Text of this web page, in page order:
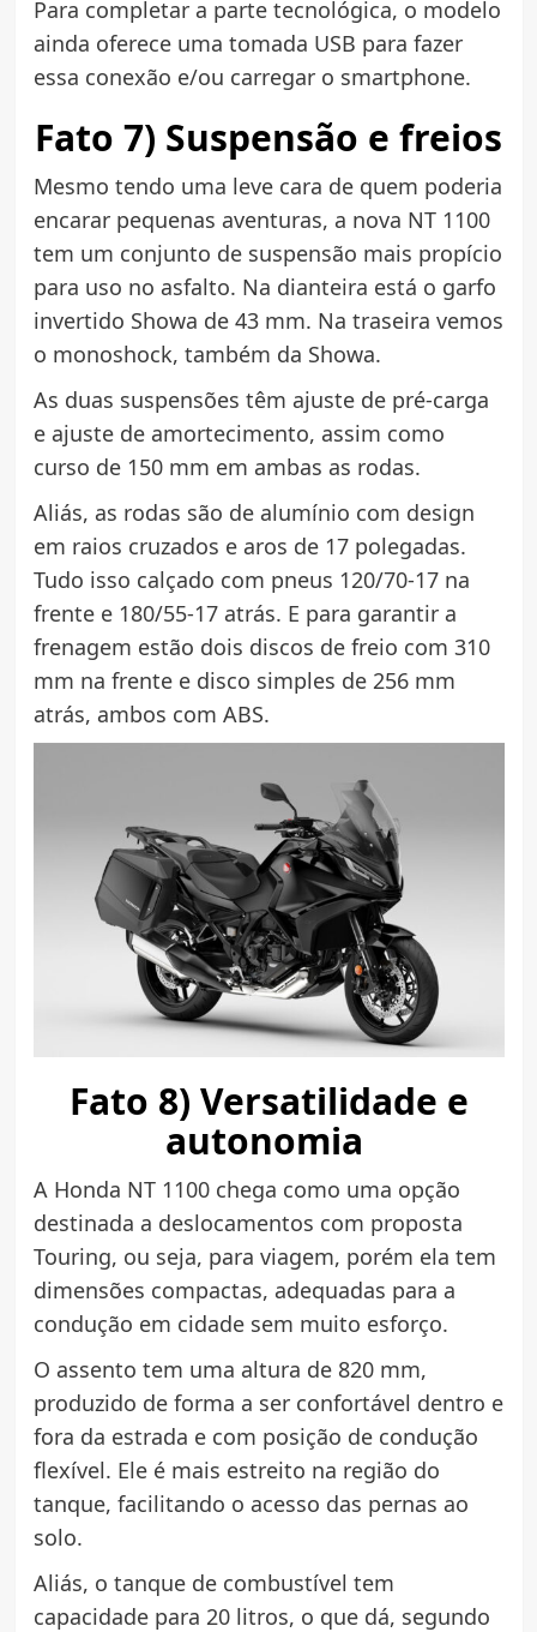
Para completar a parte tecnológica, o modelo
ainda oferece uma tomada USB para fazer
essa conexão e/ou carregar o smartphone.
Fato 7) Suspensão e freios
Mesmo tendo uma leve cara de quem poderia
encarar pequenas aventuras, a nova NT 1100
tem um conjunto de suspensão mais propício
para uso no asfalto. Na dianteira está o garfo
invertido Showa de 43 mm. Na traseira vemos
o monoshock, também da Showa.
As duas suspensões têm ajuste de pré-carga
e ajuste de amortecimento, assim como
curso de 150 mm em ambas as rodas.
Aliás, as rodas são de alumínio com design
em raios cruzados e aros de 17 polegadas.
Tudo isso calçado com pneus 120/70-17 na
frente e 180/55-17 atrás. E para garantir a
frenagem estão dois discos de freio com 310
mm na frente e disco simples de 256 mm
atrás, ambos com ABS.
Fato 8) Versatilidade e
autonomia
A Honda NT 1100 chega como uma opção
destinada a deslocamentos com proposta
Touring, ou seja, para viagem, porém ela tem
dimensões compactas, adequadas para a
condução em cidade sem muito esforço.
O assento tem uma altura de 820 mm,
produzido de forma a ser confortável dentro e
fora da estrada e com posição de condução
flexível. Ele é mais estreito na região do
tanque, facilitando o acesso das pernas ao
solo.
Aliás, o tanque de combustível tem
capacidade para 20 litros, o que dá, segundo